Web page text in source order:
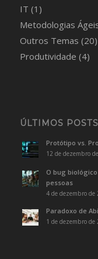
IT (1)
Metodologias
Outros Temas (20)
Produtividade (4)
ÚLTIMOS POSTS
Protótipo vs.
12 de dezembro
O bug
pessoas
4 de dezembro de
Paradoxo de
1 de dezembro de